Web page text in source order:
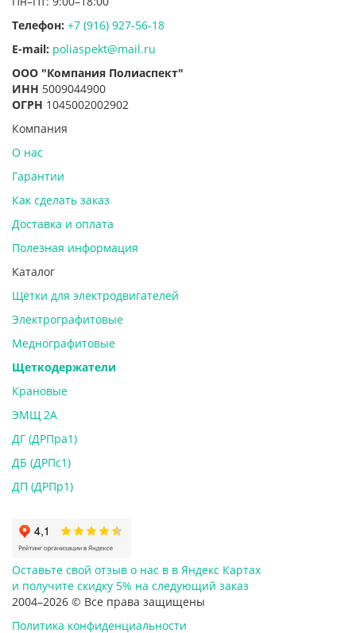
Телефон: +7 (916) 927-56-18
E-mail: poliaspekt@mail.ru
ООО "Компания Полиаспект"
ИНН 5009044900
ОГРН 1045002002902
Компания
О нас
Гарантии
Как сделать заказ
Доставка и оплата
Полезная информация
Каталог
Щётки для электродвигателей
Электрографитовые
Меднографитовые
Щеткодержатели
Крановые
ЭМЩ 2А
ДГ (ДРПра1)
ДБ (ДРПс1)
ДП (ДРПр1)
Оставьте свой отзыв о нас в в Яндекс Картах
и получите скидку 5% на следующий заказ
2004–2026 © Все права защищены
Политика конфиденциальности